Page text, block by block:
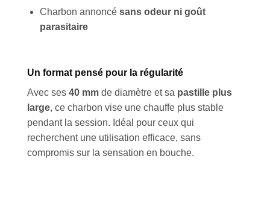
Charbon annoncé sans odeur ni goût
parasitaire
Un format pensé pour la régularité
Avec ses 40 mm de diamètre et sa pastille plus
large, ce charbon vise une chauffe plus stable
pendant la session. Idéal pour ceux qui
recherchent une utilisation efficace, sans
compromis sur la sensation en bouche.